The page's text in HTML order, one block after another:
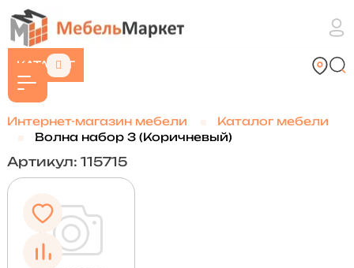
КАТАЛОГ
Интернет-магазин мебели
Каталог мебели
Волна набор 3 (Коричневый)
Артикул: 115715